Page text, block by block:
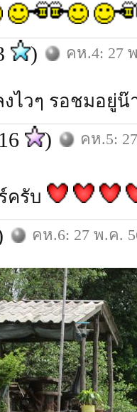
) คห.4: 27
ไวๆ รอชมอยู่
) คห.5:
ครับ
คห.6: 27 พ.ค.